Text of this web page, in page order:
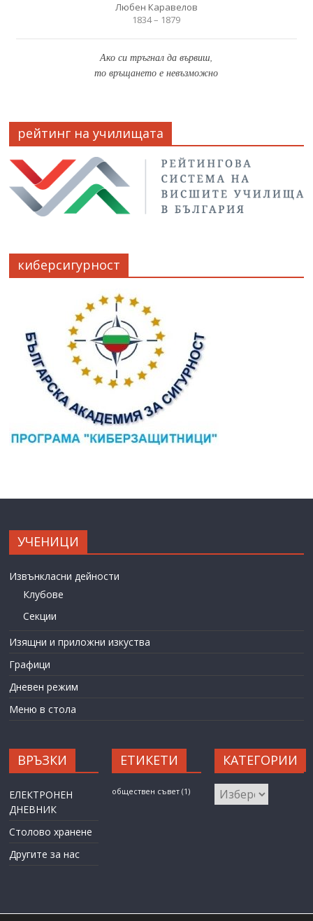
Любен Каравелов
1834 – 1879
Ако си тръгнал да вървиш,
то връщането е невъзможно
рейтинг на училищата
киберсигурност
УЧЕНИЦИ
Извънкласни дейности
Клубове
Секции
Изящни и приложни изкуства
Графици
Дневен режим
Меню в стола
ВРЪЗКИ
ЕЛЕКТРОНЕН
ДНЕВНИК
Столово хранене
Другите за нас
ЕТИКЕТИ
обществен съвет (1)
КАТЕГОРИИ
КАТЕГОРИИ